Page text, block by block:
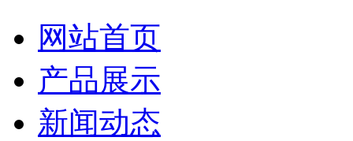
网站首页
产品展示
新闻动态